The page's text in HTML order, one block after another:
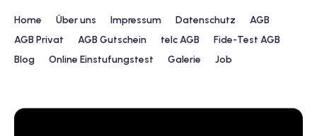
Home Über uns Impressum Datenschutz
AGB
AGB Privat
AGB Gutschein telc AGB
Fide-Test AGB
Blog
Online Einstufungstest Galerie Job